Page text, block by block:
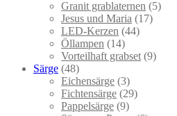
Granit grablaternen (5)
Jesus und Maria (17)
LED-Kerzen (44)
Öllampen (14)
Vorteilhaft grabset (9)
Särge (48)
Eichensärge (3)
Fichtensärge (29)
Pappelsärge (9)